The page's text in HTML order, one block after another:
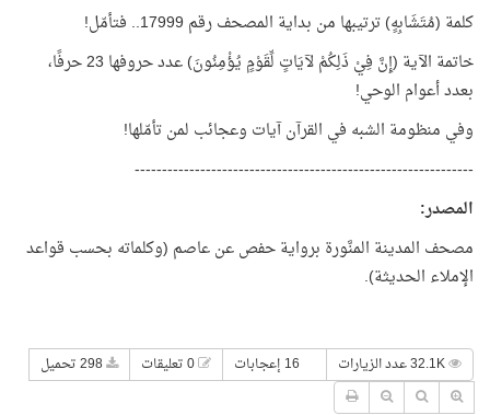
كلمة (مُتَشَابِهٍ) ترتيبها من بداية المصحف رقم 17999.. فتأمّل!
خاتمة الآية (إِنَّ فِيْ ذَلِكُمْ لآيَاتٍ لِّقَوْمٍ يُؤْمِنُونَ) عدد حروفها 23 حرفًا،
بعدد أعوام الوحي!
وفي منظومة الشبه في القرآن آيات وعجائب لمن تأمّلها!
--------------------------------------------------------------
المصدر:
مصحف المدينة المنَّورة برواية حفص عن عاصم (وكلماته بحسب قواعد
الإملاء الحديثة).
16 إعجابات